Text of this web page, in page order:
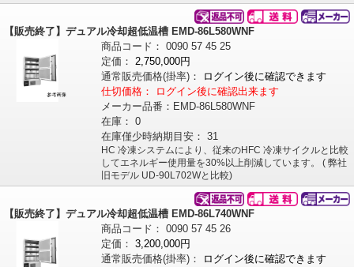
【販売終了】デュアル冷却超低温槽 EMD-86L580WNF
商品コード： 0090 57 45 25
定価： 2,750,000円
通常販売価格(掛率)：
ログイン後に確認できます
仕切価格：
ログイン後に確認出来ます
メーカー品番： EMD-86L580WNF
在庫： 0
在庫僅少時納期目安： 31
HC 冷凍システムにより、従来のHFC 冷凍サイクルと比較
してエネルギー使用量を30%以上削減しています。 ( 弊社
旧モデル UD-90L702Wと比較)
【販売終了】デュアル冷却超低温槽 EMD-86L740WNF
商品コード： 0090 57 45 26
定価： 3,200,000円
通常販売価格(掛率)：
ログイン後に確認できます